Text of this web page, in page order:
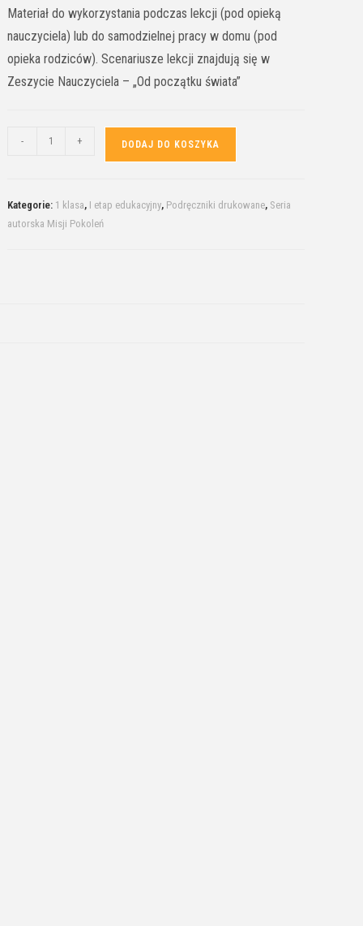
Materiał do wykorzystania podczas lekcji (pod opieką
nauczyciela) lub do samodzielnej pracy w domu (pod
opieka rodziców). Scenariusze lekcji znajdują się w
Zeszycie Nauczyciela – „Od początku świata”
- + DODAJ DO KOSZYKA
Kategorie: 1 klasa, I etap edukacyjny, Podręczniki drukowane, Seria
autorska Misji Pokoleń